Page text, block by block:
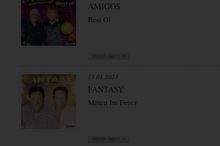
AMIGOS
Best Of
13.01.2023
FANTASY
Mitten Im Feuer